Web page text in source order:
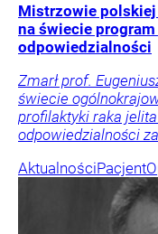
Mistrzowie polskiej
na świecie
odpowiedzialności
Zmarł prof.
świecie
profilaktyki raka
odpowiedzialności
AktualnościPacjent